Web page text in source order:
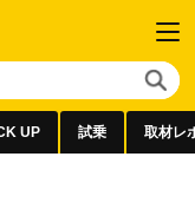
UP 試乗 取材レ